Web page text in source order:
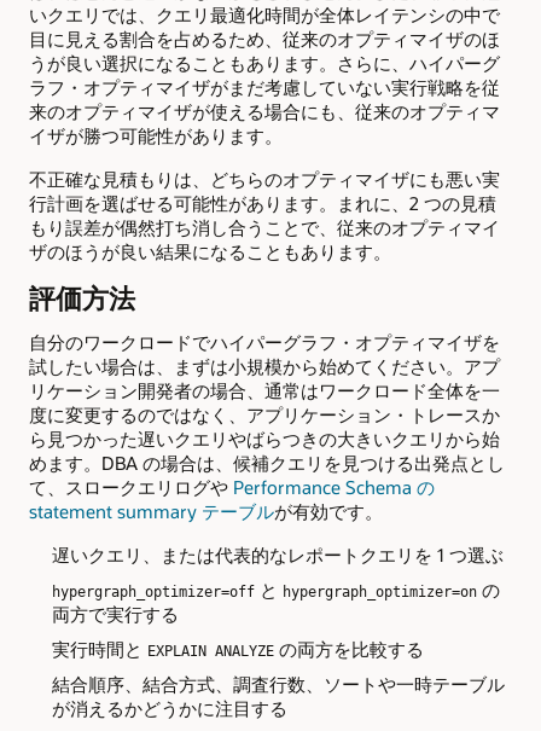
いクエリでは、クエリ最適化時間が全体レイテンシの中で
目に見える割合を占めるため、従来のオプティマイザのほ
うが良い選択になることもあります。さらに、ハイパーグ
ラフ・オプティマイザがまだ考慮していない実行戦略を従
来のオプティマイザが使える場合にも、従来のオプティマ
イザが勝つ可能性があります。
不正確な見積もりは、どちらのオプティマイザにも悪い実
行計画を選ばせる可能性があります。まれに、2 つの見積
もり誤差が偶然打ち消し合うことで、従来のオプティマイ
ザのほうが良い結果になることもあります。
評価方法
自分のワークロードでハイパーグラフ・オプティマイザを
試したい場合は、まずは小規模から始めてください。アプ
リケーション開発者の場合、通常はワークロード全体を一
度に変更するのではなく、アプリケーション・トレースか
ら見つかった遅いクエリやばらつきの大きいクエリから始
めます。DBA の場合は、候補クエリを見つける出発点とし
て、スロークエリログや Performance Schema の
statement summary テーブルが有効です。
遅いクエリ、または代表的なレポートクエリを 1 つ選ぶ
hypergraph_optimizer=offと hypergraph_optimizer=onの
両方で実行する
実行時間と EXPLAIN ANALYZEの両方を比較する
結合順序、結合方式、調査行数、ソートや一時テーブル
が消えるかどうかに注目する